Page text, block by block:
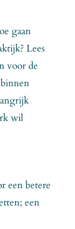
gaan
Lees
voor de
wil
een betere
een